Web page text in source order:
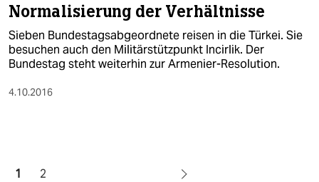
Normalisierung der Verhältnisse
Sieben Bundestagsabgeordnete reisen in die Türkei. Sie
besuchen auch den Militärstützpunkt Incirlik. Der
Bundestag steht weiterhin zur Armenier-Resolution.
4.10.2016
1 2